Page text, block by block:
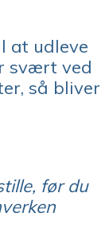
at udleve
svært ved
så bliver
før du